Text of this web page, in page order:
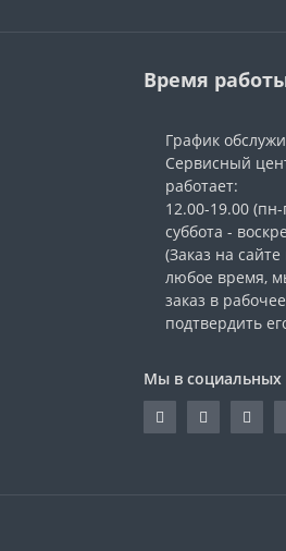
Время
График
Сервисный
работает:
12.00-19.00 (пн-
суббота -
(Заказ на
любое время,
заказ в
подтвердить
Мы в социальных